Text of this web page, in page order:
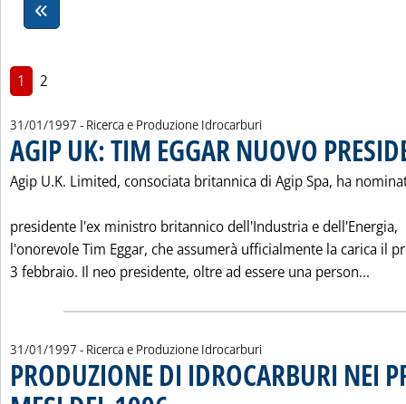
1 2
31/01/1997 - Ricerca e Produzione Idrocarburi
AGIP UK: TIM EGGAR NUOVO
Agip U.K. Limited, consociata britannica di Agip Spa, ha
presidente l'ex ministro britannico dell'Industria e dell'Energia,
l'onorevole Tim Eggar, che assumerà ufficialmente la carica il
3 febbraio. Il neo presidente, oltre ad essere una person...
31/01/1997 - Ricerca e Produzione Idrocarburi
PRODUZIONE DI IDROCARBURI NEI